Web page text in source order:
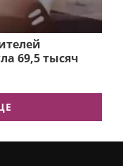
69,5 тысяч